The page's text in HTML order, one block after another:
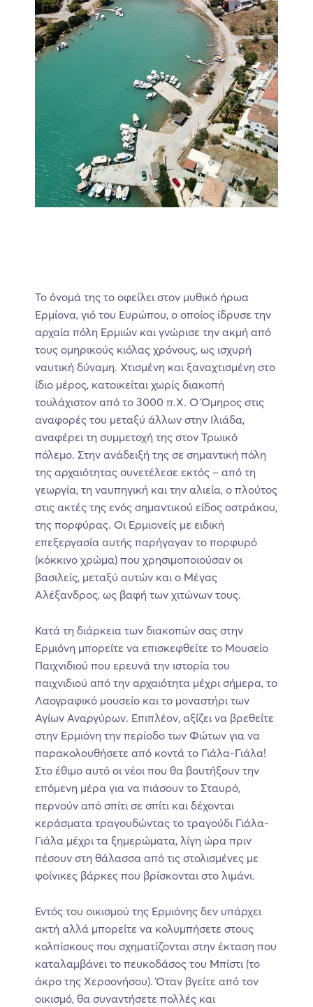
Το όνομά της το οφείλει στον μυθικό ήρωα
Ερμίονα, γιό του Ευρώπου, ο οποίος ίδρυσε την
αρχαία πόλη Ερμιών και γνώρισε την ακμή από
τους ομηρικούς κιόλας χρόνους, ως ισχυρή
ναυτική δύναμη. Χτισμένη και ξαναχτισμένη στο
ίδιο μέρος, κατοικείται χωρίς διακοπή
τουλάχιστον από το 3000 π.Χ. Ο Όμηρος στις
αναφορές του μεταξύ άλλων στην Ιλιάδα,
αναφέρει τη συμμετοχή της στον Τρωικό
πόλεμο. Στην ανάδειξή της σε σημαντική πόλη
της αρχαιότητας συνετέλεσε εκτός – από τη
γεωργία, τη ναυπηγική και την αλιεία, ο πλούτος
στις ακτές της ενός σημαντικού είδος οστράκου,
της πορφύρας. Οι Ερμιονείς με ειδική
επεξεργασία αυτής παρήγαγαν το πορφυρό
(κόκκινο χρώμα) που χρησιμοποιούσαν οι
βασιλείς, μεταξύ αυτών και ο Μέγας
Αλέξανδρος, ως βαφή των χιτώνων τους.
Κατά τη διάρκεια των διακοπών σας στην
Ερμιόνη μπορείτε να επισκεφθείτε το Μουσείο
Παιχνιδιού που ερευνά την ιστορία του
παιχνιδιού από την αρχαιότητα μέχρι σήμερα, το
Λαογραφικό μουσείο και το μοναστήρι των
Αγίων Αναργύρων. Επιπλέον, αξίζει να βρεθείτε
στην Ερμιόνη την περίοδο των Φώτων για να
παρακολουθήσετε από κοντά το Γιάλα-Γιάλα!
Στο έθιμο αυτό οι νέοι που θα βουτήξουν την
επόμενη μέρα για να πιάσουν το Σταυρό,
περνούν από σπίτι σε σπίτι και δέχονται
κεράσματα τραγουδώντας το τραγούδι Γιάλα-
Γιάλα μέχρι τα ξημερώματα, λίγη ώρα πριν
πέσουν στη θάλασσα από τις στολισμένες με
φοίνικες βάρκες που βρίσκονται στο λιμάνι.
Εντός του οικισμού της Ερμιόνης δεν υπάρχει
ακτή αλλά μπορείτε να κολυμπήσετε στους
κολπίσκους που σχηματίζονται στην έκταση που
καταλαμβάνει το πευκοδάσος του Μπίστι (το
άκρο της Χερσονήσου). Όταν βγείτε από τον
οικισμό, θα συναντήσετε πολλές και